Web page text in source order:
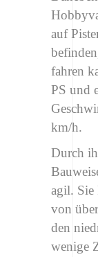
auf
fahren
PS und
km/h.
Durch
agil. Sie
von
den
wenige